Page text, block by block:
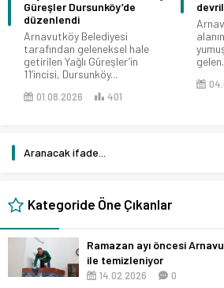
Güreşler Dursunköy’de
düzenlendi
Arnavutköy Belediyesi
tarafından geleneksel hale
getirilen Yağlı Güreşler’in
11’incisi, Dursunköy...
01.08.2026 401
Kategoride Öne Çıkanlar
Ramazan ayı öncesi
ile temizleniyor
14.02.2026 0